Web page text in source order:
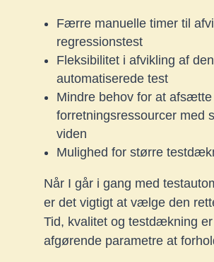
Færre manuelle timer til
regressionstest
Fleksibilitet i afvikling af den
automatiserede test
Mindre behov for at afsætte
forretningsressourcer med
viden
Mulighed for større
Når I går i gang med
er det vigtigt at vælge den
Tid, kvalitet og testdækning er
afgørende parametre at